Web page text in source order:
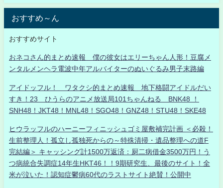
おすすめ～ん
おすすめサイト
おネコさん的まとめ速報 僕の彼女はエリーちゃん人形！豆腐メ
ンタルメンヘラ電波中年アルバイターのぬいぐるみ男子末路編
アイドッフル！ ワタクシ的まとめ速報 地下格闘アイドルだい
すき！23 ひうらのアニメ放送局101ちゃんねる BNK48 ！
SNH48！JKT48！MNL48！SGO48！GNZ48！STU48！SKE48
ヒウラッフルのハーニーフィニッシュゴミ屋敷補完計画 ＜必殺！
生前整理人！孤立し孤独死からの～特殊清掃・遺品整理への道F
完結編＞ キャッシング計1500万返済：厨二病借金3500万円！う
つ病統合失調症14年生HKT46！！9期研究生、最後のサイト！全
米が泣いた！認知症鬱病60代のラストサイト絶賛！公開中